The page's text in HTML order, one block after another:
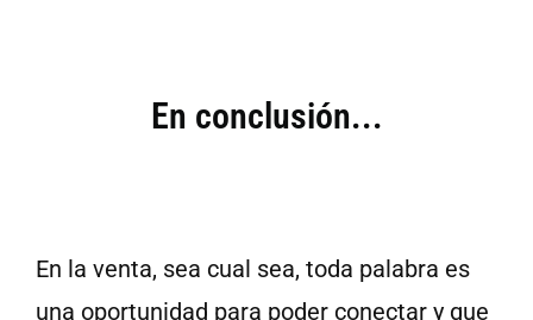
En conclusión...
En la venta, sea cual sea, toda palabra es
una oportunidad para poder conectar y que